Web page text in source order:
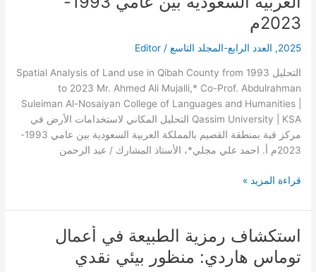
2023م
2025
, العدد الرابع-المجلد التاسع /
Editor
التحليل Spatial Analysis of Land use in Qibah County from 1993
to 2023 Mr. Ahmed Ali Mujalli,* Co-Prof. Abdulrahman
Suleiman Al-Nosaiyan College of Languages and Humanities |
Qassim University | KSA التحليل المكاني لاستخدامات الأرض في
مركز قبة بمنطقة القصيم بالمملكة العربية السعودية بين عامي 1993-
2023م أ. احمد علي مجلي*، الأستاذ المشارك / عبد الرحمن
الأرض
في
مركز
قبة
القصيم
بالمملكة
العربية
السعودية
بين
عامي
2023م
قراءة المزيد »
استكشاف رمزية الطبيعة في أعمال
توماس هاردي: منظور بيئي نقدي
استكشاف
رمزية
الطبيعة